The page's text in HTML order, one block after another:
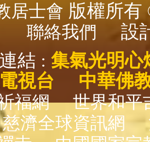
居士會 版權所
聯絡我們
設
結 : 集氣光明心
視台
中華佛
福網
世界和平
慈濟全球資訊網